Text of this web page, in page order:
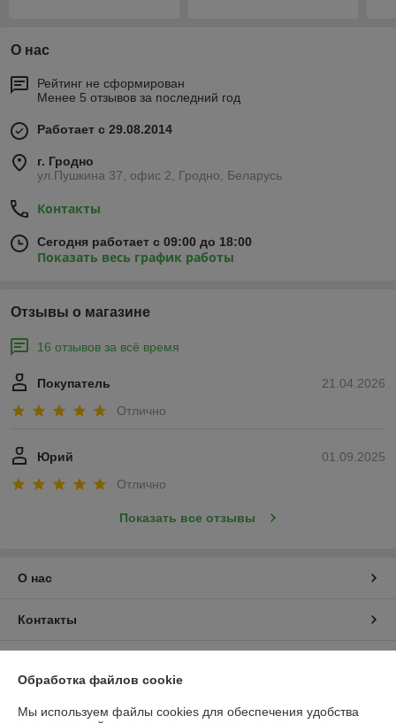
О нас
Рейтинг не сформирован
Менее 5 отзывов за последний год
Работает с 29.08.2014
г. Гродно
ул.Пушкина 37, офис 2, Гродно, Беларусь
Контакты
Сегодня работает с 09:00 до 18:00
Показать весь график работы
Отзывы о магазине
16 отзывов за всё время
21.04.2026
Покупатель
Отлично
01.09.2025
Юрий
Отлично
Показать все отзывы
О нас
Контакты
Обработка файлов cookie
Мы используем файлы cookies для обеспечения удобства